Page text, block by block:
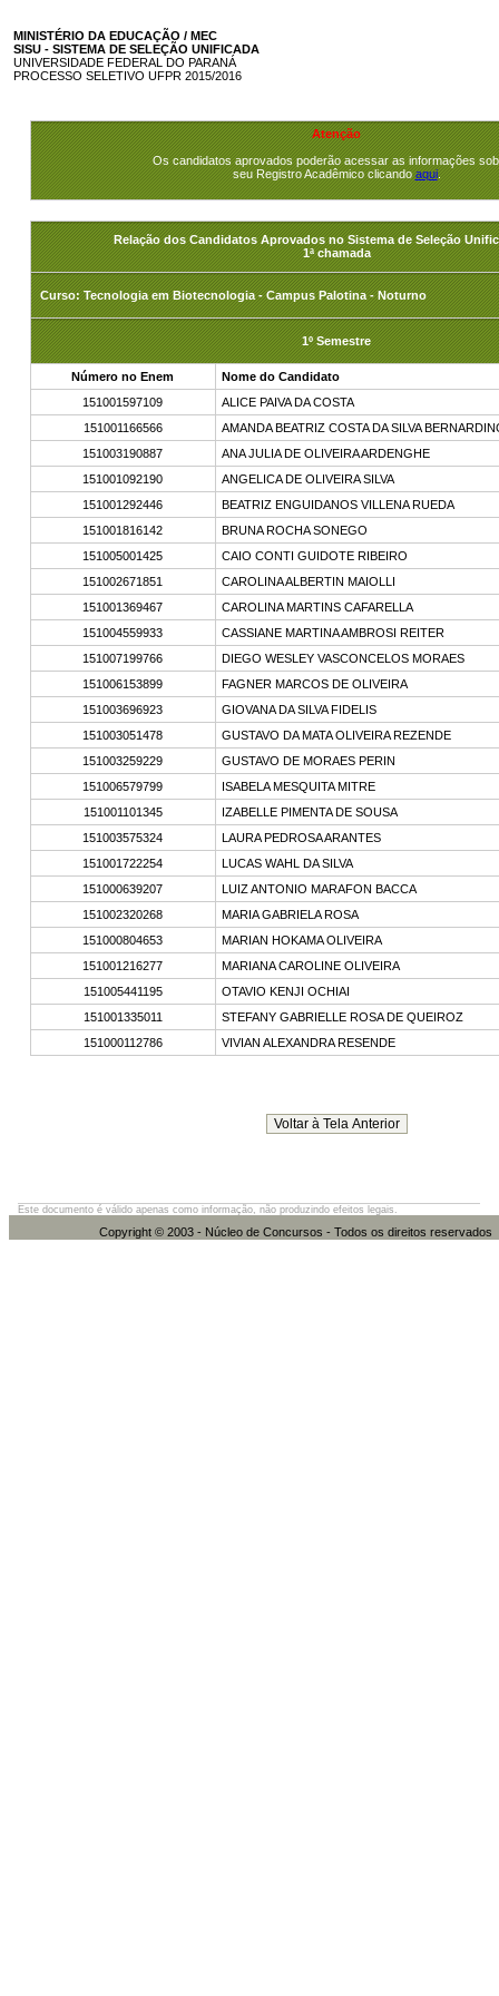
MINISTÉRIO DA EDUCAÇÃO / MEC
SISU - SISTEMA DE SELEÇÃO UNIFICADA
UNIVERSIDADE FEDERAL DO PARANÁ
PROCESSO SELETIVO UFPR 2015/2016
Atenção
Os candidatos aprovados poderão acessar as informações
seu Registro Acadêmico clicandoaqui.
Relação dos Candidatos Aprovados no Sistema de Seleção
1ª chamada
Curso: Tecnologia em Biotecnologia - Campus Palotina - Noturno
1º Semestre
Número no Enem
Nome do Candidato
151001597109
ALICE PAIVA DA COSTA
151001166566
AMANDA BEATRIZ COSTA DA SILVA
151003190887
ANA JULIA DE OLIVEIRA ARDENGHE
151001092190
ANGELICA DE OLIVEIRA SILVA
151001292446
BEATRIZ ENGUIDANOS VILLENA RUEDA
151001816142
BRUNA ROCHA SONEGO
151005001425
CAIO CONTI GUIDOTE RIBEIRO
151002671851
CAROLINA ALBERTIN MAIOLLI
151001369467
CAROLINA MARTINS CAFARELLA
151004559933
CASSIANE MARTINA AMBROSI REITER
151007199766
DIEGO WESLEY VASCONCELOS MORAES
151006153899
FAGNER MARCOS DE OLIVEIRA
151003696923
GIOVANA DA SILVA FIDELIS
151003051478
GUSTAVO DA MATA OLIVEIRA REZENDE
151003259229
GUSTAVO DE MORAES PERIN
151006579799
ISABELA MESQUITA MITRE
151001101345
IZABELLE PIMENTA DE SOUSA
151003575324
LAURA PEDROSA ARANTES
151001722254
LUCAS WAHL DA SILVA
151000639207
LUIZ ANTONIO MARAFON BACCA
151002320268
MARIA GABRIELA ROSA
151000804653
MARIAN HOKAMA OLIVEIRA
151001216277
MARIANA CAROLINE OLIVEIRA
151005441195
OTAVIO KENJI OCHIAI
151001335011
STEFANY GABRIELLE ROSA DE QUEIROZ
151000112786
VIVIAN ALEXANDRA RESENDE
Este documento é válido apenas como informação, não produzindo efeitos legais.
Copyright © 2003 - Núcleo de Concursos - Todos os direitos